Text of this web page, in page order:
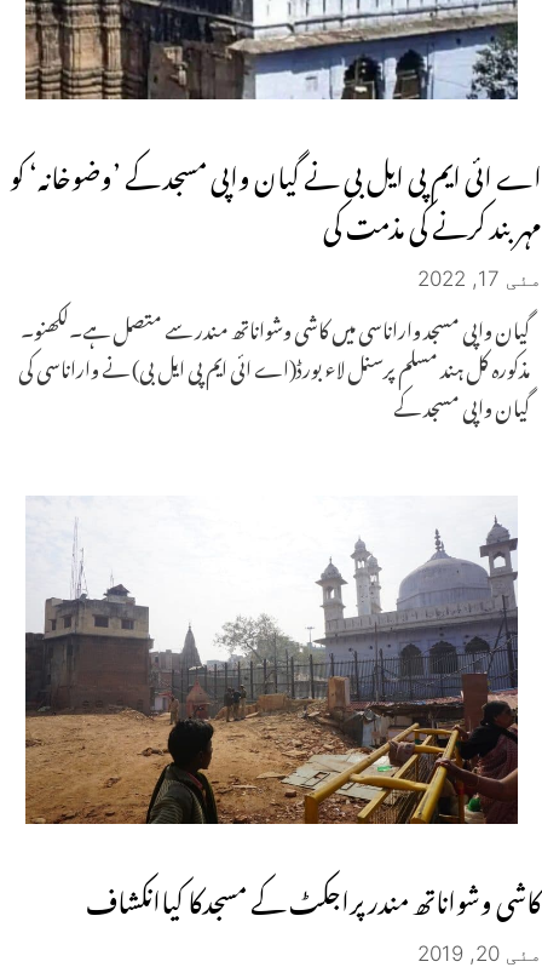
اے ائی ایم پی ایل بی نے گیان واپی مسجد کے ’وضوخانہ‘ کو
مہر بند کرنے کی مذمت کی
مئی 17, 2022
گیان واپی مسجد واراناسی میں کاشی وشواناتھ مندر سے متصل ہے۔لکھنو۔
مذکورہ کل ہند مسلم پرسنل لاء بورڈ(اے ائی ایم پی ایل بی) نے واراناسی کی
گیان واپی مسجد کے
کاشی وشواناتھ مندر پراجکٹ کے مسجدکا کیاانکشاف
مئی 20, 2019